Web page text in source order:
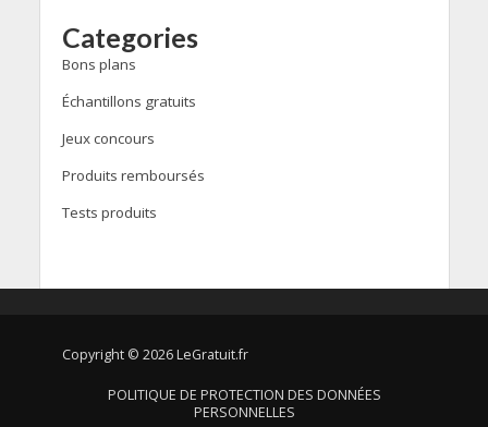
Categories
Bons plans
Échantillons gratuits
Jeux concours
Produits remboursés
Tests produits
Copyright © 2026 LeGratuit.fr
POLITIQUE DE PROTECTION DES DONNÉES
PERSONNELLES